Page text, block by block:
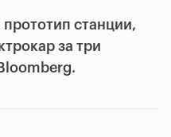
прототип станции,
за три